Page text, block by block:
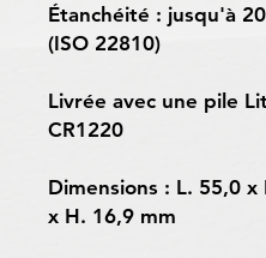
Étanchéité : jusqu'à
(ISO 22810)
Livrée avec une pile
CR1220
Dimensions : L. 55,0 x
x H. 16,9 mm